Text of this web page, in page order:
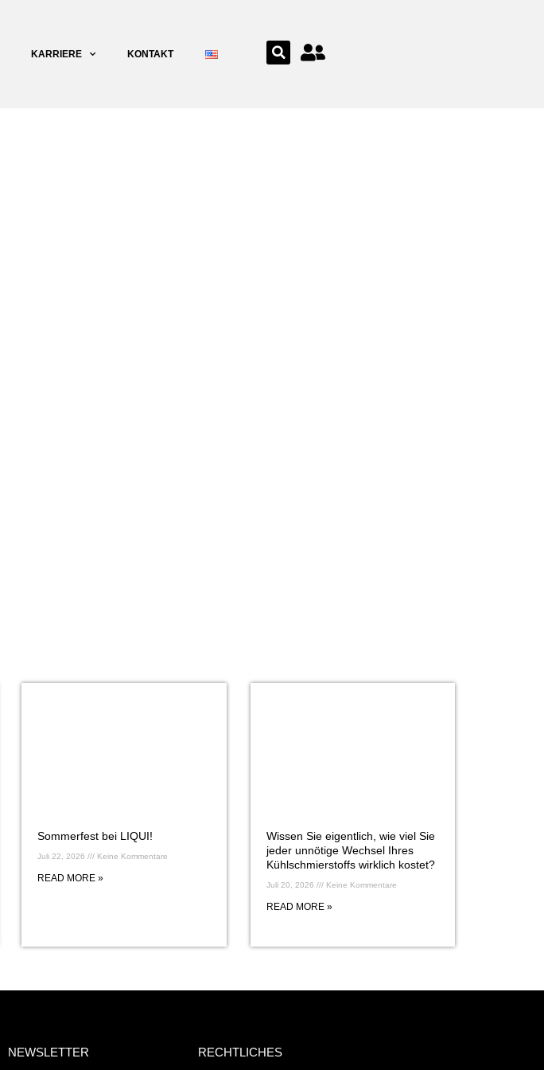
KARRIERE KONTAKT
Sommerfest bei LIQUI!
Juli 22, 2026 Keine Kommentare
READ MORE »
Wissen Sie eigentlich, wie viel Sie
jeder unnötige Wechsel Ihres
Kühlschmierstoffs wirklich kostet?
Juli 20, 2026 Keine Kommentare
READ MORE »
NEWSLETTER RECHTLICHES